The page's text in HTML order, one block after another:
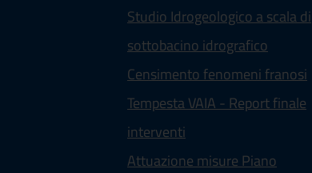
Studio Idrogeologico a scala di
sottobacino idrografico
Censimento fenomeni franosi
Tempesta VAIA - Report finale
interventi
Attuazione misure Piano